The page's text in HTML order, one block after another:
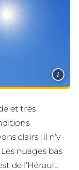
i
et très
clairs : il n’y
nuages bas
de l’Hérault,